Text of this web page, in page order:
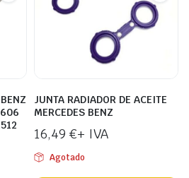
JUNTA RADIADOR DE ACEITE
MERCEDES BENZ
16,49 €+ IVA
Agotado